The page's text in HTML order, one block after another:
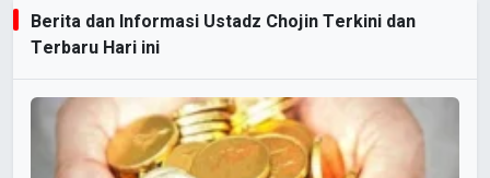
Berita dan Informasi Ustadz Chojin Terkini dan
Terbaru Hari ini